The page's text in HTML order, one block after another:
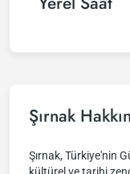
Şırnak
Şırnak, Türkiye'nin